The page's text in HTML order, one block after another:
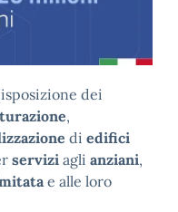
dei
,
di edifici
servizi agli anziani,
e alle loro